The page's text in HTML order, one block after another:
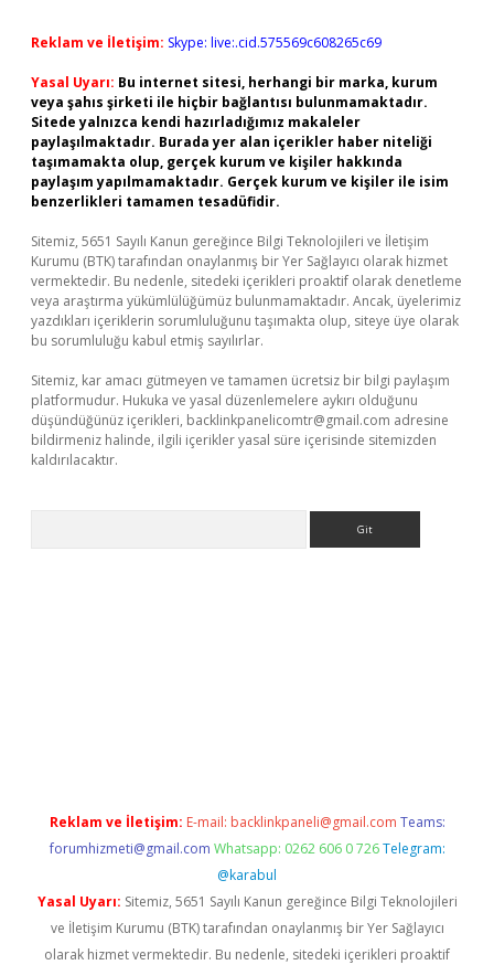
Reklam ve İletişim: Skype: live:.cid.575569c608265c69
Yasal Uyarı: Bu internet sitesi, herhangi bir marka, kurum
veya şahıs şirketi ile hiçbir bağlantısı bulunmamaktadır.
Sitede yalnızca kendi hazırladığımız makaleler
paylaşılmaktadır. Burada yer alan içerikler haber niteliği
taşımamakta olup, gerçek kurum ve kişiler hakkında
paylaşım yapılmamaktadır. Gerçek kurum ve kişiler ile isim
benzerlikleri tamamen tesadüfidir.
Sitemiz, 5651 Sayılı Kanun gereğince Bilgi Teknolojileri ve İletişim
Kurumu (BTK) tarafından onaylanmış bir Yer Sağlayıcı olarak hizmet
vermektedir. Bu nedenle, sitedeki içerikleri proaktif olarak denetleme
veya araştırma yükümlülüğümüz bulunmamaktadır. Ancak, üyelerimiz
yazdıkları içeriklerin sorumluluğunu taşımakta olup, siteye üye olarak
bu sorumluluğu kabul etmiş sayılırlar.
Sitemiz, kar amacı gütmeyen ve tamamen ücretsiz bir bilgi paylaşım
platformudur. Hukuka ve yasal düzenlemelere aykırı olduğunu
düşündüğünüz içerikleri, backlinkpanelicomtr@gmail.com adresine
bildirmeniz halinde, ilgili içerikler yasal süre içerisinde sitemizden
kaldırılacaktır.
Reklam ve İletişim: E-mail: backlinkpaneli@gmail.com Teams:
forumhizmeti@gmail.com Whatsapp: 0262 606 0 726 Telegram:
@karabul
Yasal Uyarı: Sitemiz, 5651 Sayılı Kanun gereğince Bilgi Teknolojileri
ve İletişim Kurumu (BTK) tarafından onaylanmış bir Yer Sağlayıcı
olarak hizmet vermektedir. Bu nedenle, sitedeki içerikleri proaktif